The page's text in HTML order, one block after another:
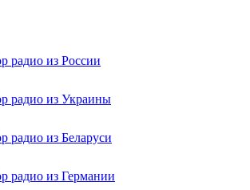
радио из России
радио из Украины
радио из Беларуси
радио из Германии